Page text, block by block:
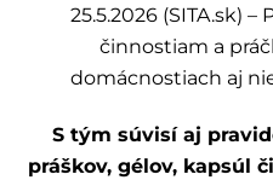
25.5.2026 (SITA.sk)
činnostiam a
domácnostiach aj
S tým súvisí aj
práškov, gélov, kapsúl